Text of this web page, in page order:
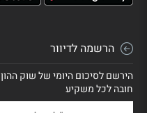
הרשמה לדיוור
הירשם לסיכום היומי של שוק
חובה לכל משקיע